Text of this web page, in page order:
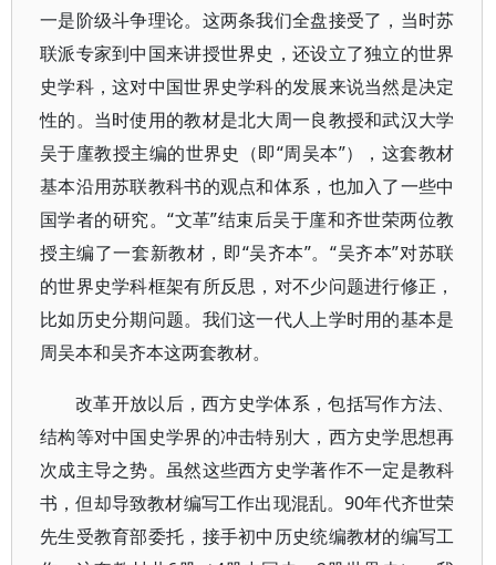
一是阶级斗争理论。这两条我们全盘接受了，当时苏
联派专家到中国来讲授世界史，还设立了独立的世界
史学科，这对中国世界史学科的发展来说当然是决定
性的。当时使用的教材是北大周一良教授和武汉大学
吴于廑教授主编的世界史（即“周吴本”），这套教材
基本沿用苏联教科书的观点和体系，也加入了一些中
国学者的研究。“文革”结束后吴于廑和齐世荣两位教
授主编了一套新教材，即“吴齐本”。“吴齐本”对苏联
的世界史学科框架有所反思，对不少问题进行修正，
比如历史分期问题。我们这一代人上学时用的基本是
周吴本和吴齐本这两套教材。
改革开放以后，西方史学体系，包括写作方法、
结构等对中国史学界的冲击特别大，西方史学思想再
次成主导之势。虽然这些西方史学著作不一定是教科
书，但却导致教材编写工作出现混乱。90年代齐世荣
先生受教育部委托，接手初中历史统编教材的编写工